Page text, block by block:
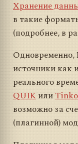
Хранение
в такие
(подробнее, в
Одновременно,
источники как
реального
QUIKили
возможно за
(плагинной)